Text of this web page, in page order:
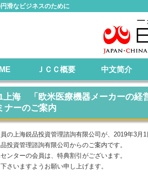
滑なビジネスのために
ュー ＪＣＣ概要 中文简介
上海 「欧米医療機器メーカーの経
ナーのご案内
の上海鋭品投資管理諮詢有限公司が、2019年3月
投資管理諮詢有限公司からのご案内です。
ンターの会員は、特典割引がございます。
さいますようお願い申し上げます。